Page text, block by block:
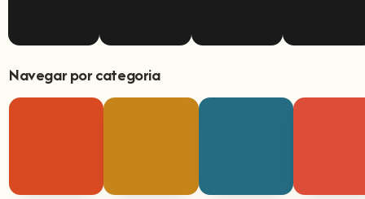
Navegar por categoria